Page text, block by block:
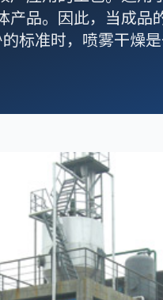
品。因此，当成品
标准时，喷雾干燥是